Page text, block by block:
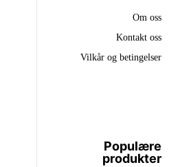
Om oss
Kontakt oss
Vilkår og betingelser
Populære
produkter